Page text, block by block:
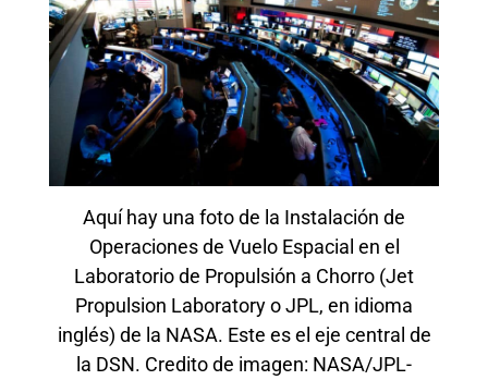
Aquí hay una foto de la Instalación de
Operaciones de Vuelo Espacial en el
Laboratorio de Propulsión a Chorro (Jet
Propulsion Laboratory o JPL, en idioma
inglés) de la NASA. Este es el eje central de
la DSN. Credito de imagen: NASA/JPL-